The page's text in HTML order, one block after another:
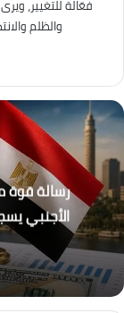
فعّالة للتغيير،
والظلم
رسالة قوة